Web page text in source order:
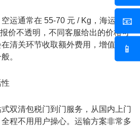
📧
📱
运通常在 55-70 元 / Kg，海运在
价不透明，不同客服给出的价格可
清关环节收取额外费用，增值服务
。
双清包税门到门服务，从国内上门
程不用用户操心。运输方案非常多